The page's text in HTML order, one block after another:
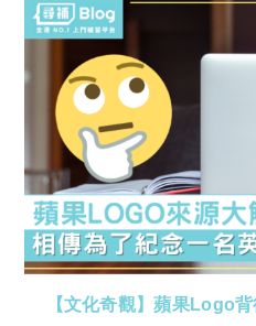
【文化奇觀】蘋果Logo